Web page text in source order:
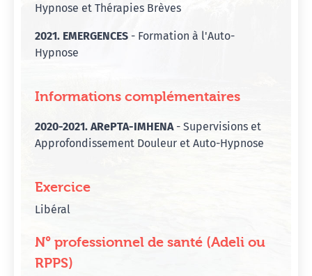
Hypnose et Thérapies Brèves
2021. EMERGENCES - Formation à l'Auto-
Hypnose
Informations complémentaires
2020-2021. ARePTA-IMHENA- Supervisions et
Approfondissement Douleur et Auto-Hypnose
Exercice
Libéral
N° professionnel de santé (Adeli ou
RPPS)